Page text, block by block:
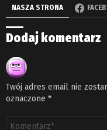
NASZA STRONA
Dodaj komentarz
Twój adres email nie
oznaczone *